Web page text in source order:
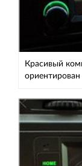
Красивый
ориентирован